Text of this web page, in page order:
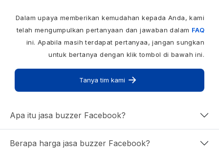
Dalam upaya memberikan kemudahan kepada Anda, kami
telah mengumpulkan pertanyaan dan jawaban dalam FAQ
ini. Apabila masih terdapat pertanyaa, jangan sungkan
untuk bertanya dengan klik tombol di bawah ini.
Tanya tim kami
Apa itu jasa buzzer Facebook?
Berapa harga jasa buzzer Facebook?